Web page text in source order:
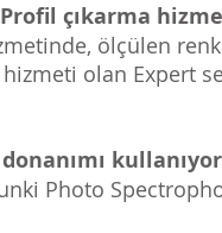
çıkarma
ölçülen renk
hizmeti olan Expert
Photo